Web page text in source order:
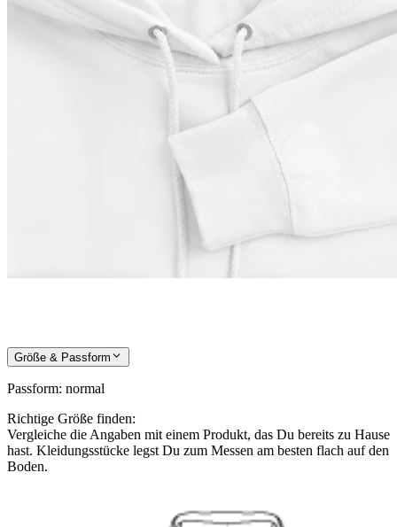
Größe & Passform
Passform: normal
Richtige Größe finden:
Vergleiche die Angaben mit einem Produkt, das Du bereits zu Hause
hast. Kleidungsstücke legst Du zum Messen am besten flach auf den
Boden.